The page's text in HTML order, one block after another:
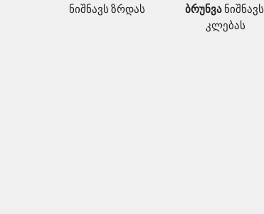
ნიშნავს ზრდას
ბრუნვა ნიშნავს
კლებას